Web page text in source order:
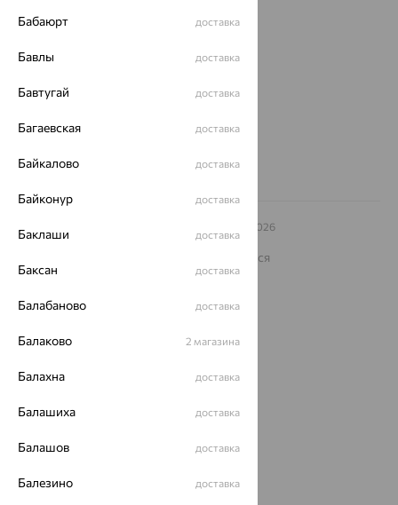
Магазины и доставка г. Липецк
еще 3
Другие города
Заказать звонок
– 2026
Архив акций
Карта сайта
На информационном ресурсе применяются
рекомендательные технологии
Политика конфеденциальности
Разработка сайта —
Бабаюрт доставка
Бавлы доставка
Бавтугай доставка
Багаевская доставка
Байкалово доставка
Байконур доставка
Баклаши доставка
Баксан доставка
Балабаново доставка
Балаково 2 магазина
Балахна доставка
Балашиха доставка
Балашов доставка
Балезино доставка